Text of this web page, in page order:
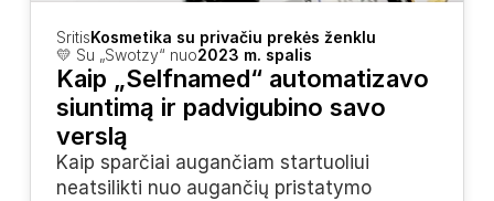
SritisKosmetika su privačiu prekės ženklu
💛 Su „Swotzy“ nuo2023 m. spalis
Kaip „Selfnamed“ automatizavo
siuntimą ir padvigubino savo
verslą
Kaip sparčiai augančiam startuoliui
neatsilikti nuo augančių pristatymo